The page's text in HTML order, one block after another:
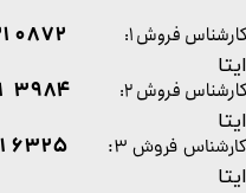
کارشناس فروش ۳: ۶۳۲۵ ۰۲۱ ۰۹۳۶
ایتا
کارشناس فروش ۱: 0872 021 0936
ایتا
کارشناس فروش ۲:
۳۹۸۴ ۰۲۱ ۰۹۳۶
ایتا